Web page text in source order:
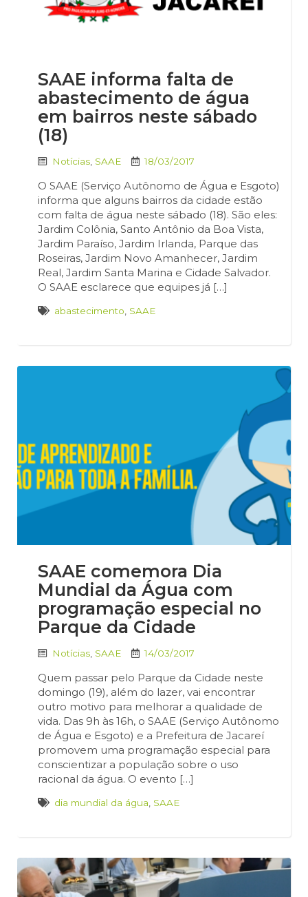
SAAE informa falta de
abastecimento de água
em bairros neste sábado
(18)
Notícias SAAE 18/03/2017
O SAAE (Serviço Autônomo de Água e Esgoto)
informa que alguns bairros da cidade estão
com falta de água neste sábado (18). São eles:
Jardim Colônia, Santo Antônio da Boa Vista,
Jardim Paraíso, Jardim Irlanda, Parque das
Roseiras, Jardim Novo Amanhecer, Jardim
Real, Jardim Santa Marina e Cidade Salvador.
O SAAE esclarece que equipes já […]
abastecimento SAAE
SAAE comemora Dia
Mundial da Água com
programação especial no
Parque da Cidade
Notícias SAAE 14/03/2017
Quem passar pelo Parque da Cidade neste
domingo (19), além do lazer, vai encontrar
outro motivo para melhorar a qualidade de
vida. Das 9h às 16h, o SAAE (Serviço Autônomo
de Água e Esgoto) e a Prefeitura de Jacareí
promovem uma programação especial para
conscientizar a população sobre o uso
racional da água. O evento […]
dia mundial da água SAAE